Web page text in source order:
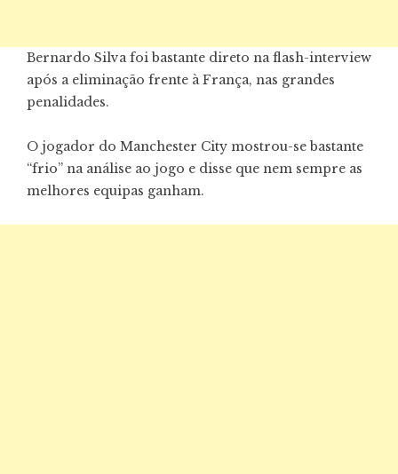
Bernardo Silva foi bastante direto na flash-interview
após a eliminação frente à França, nas grandes
penalidades.
O jogador do Manchester City mostrou-se bastante
“frio” na análise ao jogo e disse que nem sempre as
melhores equipas ganham.